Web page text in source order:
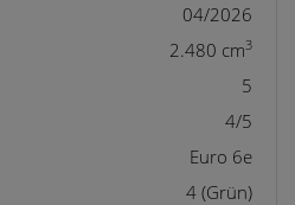
04/2026
2.480 cm3
5
4/5
Euro 6e
4 (Grün)